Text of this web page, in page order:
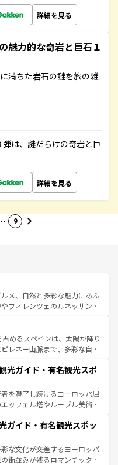
詳細を見る
力的な奇岩と巨石１
満ちた岩石の謎を旅の雑
弾は、謎だらけの奇岩と巨
詳細を見る
9
メ、自然と多彩な魅力にあふ
フィレンツェのルネッサンス
園風景やアマルフィ海岸の絶
い。観光の合間には、本場の
タリア料理を堪能することも
れられない旅をしてみよう！
めるスペインは、太陽が降り
レネー山脈まで、多彩な自然
熱的なフラメンコ、熱気あふ
パスが生活の一部となってい
れた雰囲気や、バルセロナの
方では古代ローマ遺跡や中世
候が異なるスペインはその個
い。
光ガイド・有名観光スポ
を魅了し続けるヨーロッパ屈
ッフェル塔やルーブル美術館
る。華麗な宮殿、歴史的な大
豊かな自然が、訪れる者を心
スは美食の国としても知ら
無形文化遺産にも登録されて
ガイド・有名観光スポッ
な文化が交差するヨーロッパ
街並みが残るロマンチック街